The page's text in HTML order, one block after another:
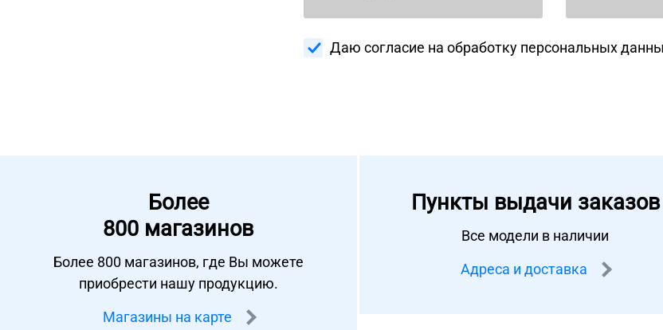
Даю согласие на обработку персональных
Более
800 магазинов
Более 800 магазинов, где Вы можете
приобрести нашу продукцию.
Магазины на карте
Пункты выдачи заказов
Все модели в наличии
Адреса и доставка